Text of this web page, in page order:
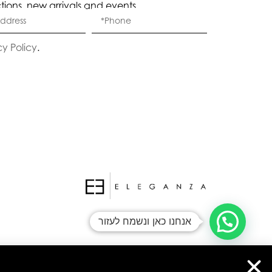
new arrivals and events.
Policy.
אנחנו כאן ונשמח לעזור
Eleganza Israel